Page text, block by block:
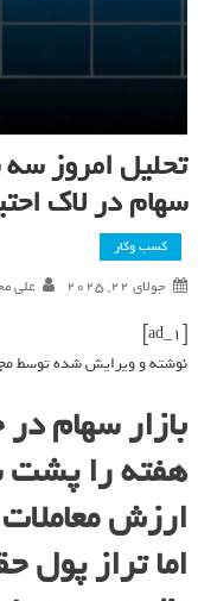
سهام در لاک
کسب وکار
جولای 22, 2025 علی
نوشته و ویرایش شده توسط
بازار سهام
هفته را
ارزش
اما تراز پول